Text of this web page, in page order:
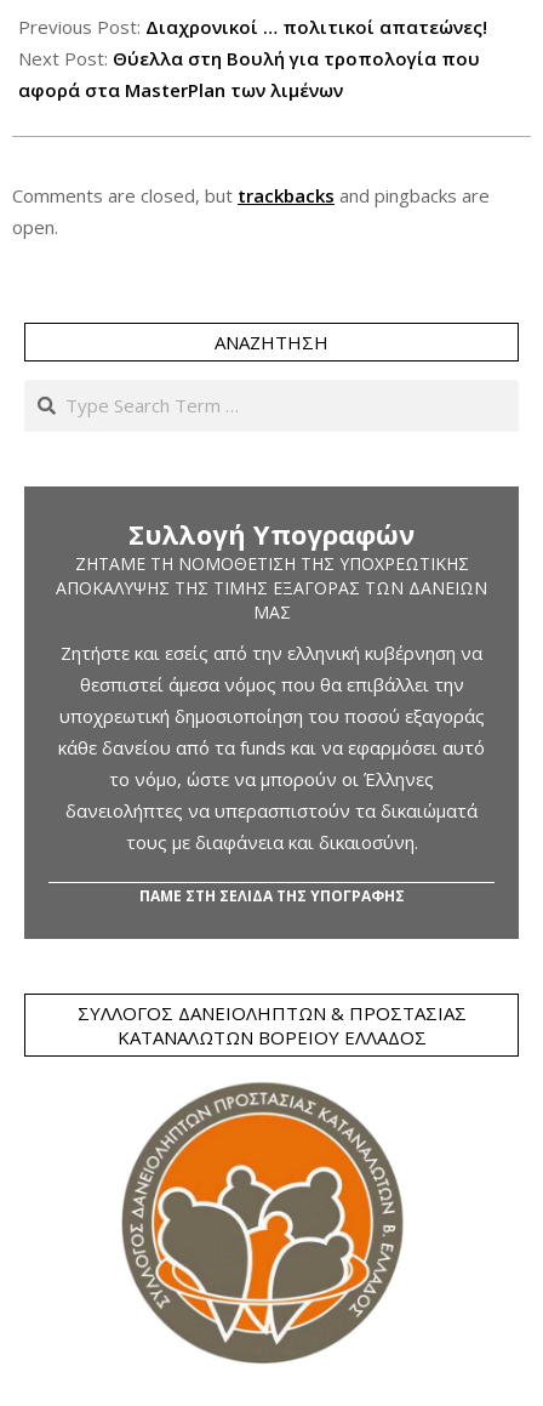
09-
18
Previous Post: Διαχρονικοί … πολιτικοί απατεώνες!
Next Post: Θύελλα στη Βουλή για τροπολογία που
αφορά στα MasterPlan των λιμένων
Comments are closed, but trackbacks and pingbacks are
open.
ΑΝΑΖΉΤΗΣΗ
Search
Συλλογή Υπογραφών
ΖΗΤΆΜΕ ΤΗ ΝΟΜΟΘΈΤΙΣΗ ΤΗΣ ΥΠΟΧΡΕΩΤΙΚΉΣ
ΑΠΟΚΆΛΥΨΗΣ ΤΗΣ ΤΙΜΉΣ ΕΞΑΓΟΡΆΣ ΤΩΝ ΔΑΝΕΊΩΝ
ΜΑΣ
Ζητήστε και εσείς από την ελληνική κυβέρνηση να
θεσπιστεί άμεσα νόμος που θα επιβάλλει την
υποχρεωτική δημοσιοποίηση του ποσού εξαγοράς
κάθε δανείου από τα funds και να εφαρμόσει αυτό
το νόμο, ώστε να μπορούν οι Έλληνες
δανειολήπτες να υπερασπιστούν τα δικαιώματά
τους με διαφάνεια και δικαιοσύνη.
ΠΑΜΕ ΣΤΗ ΣΕΛΙΔΑ ΤΗΣ ΥΠΟΓΡΑΦΗΣ
ΣΎΛΛΟΓΟΣ ΔΑΝΕΙΟΛΗΠΤΏΝ & ΠΡΟΣΤΑΣΊΑΣ
ΚΑΤΑΝΑΛΩΤΏΝ ΒΟΡΕΊΟΥ ΕΛΛΆΔΟΣ